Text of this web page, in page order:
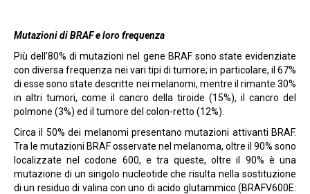
Mutazioni di BRAF e loro frequenza
Più dell'80% di mutazioni nel gene BRAF sono state evidenziate
con diversa frequenza nei vari tipi di tumore; in particolare, il 67%
di esse sono state descritte nei melanomi, mentre il rimante 30%
in altri tumori, come il cancro della tiroide (15%), il cancro del
polmone (3%) ed il tumore del colon-retto (12%).
Circa il 50% dei melanomi presentano mutazioni attivanti BRAF.
Tra le mutazioni BRAF osservate nel melanoma, oltre il 90% sono
localizzate nel codone 600, e tra queste, oltre il 90% è una
mutazione di un singolo nucleotide che risulta nella sostituzione
di un residuo di valina con uno di acido glutammico (BRAFV600E: